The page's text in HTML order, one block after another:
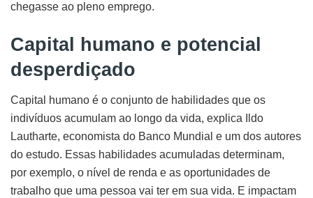
chegasse ao pleno emprego.
Capital humano e potencial
desperdiçado
Capital humano é o conjunto de habilidades que os
indivíduos acumulam ao longo da vida, explica Ildo
Lautharte, economista do Banco Mundial e um dos autores
do estudo. Essas habilidades acumuladas determinam,
por exemplo, o nível de renda e as oportunidades de
trabalho que uma pessoa vai ter em sua vida. E impactam